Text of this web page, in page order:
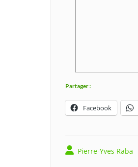
Partager :
Facebook
Pierre-Yves Raba